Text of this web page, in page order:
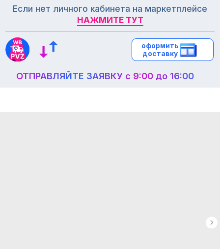
Если нет личного кабинета на маркетплейсе
НАЖМИТЕ ТУТ
оформить
доставку
НАЖМИТЕ ТУТ
оформить
доставку